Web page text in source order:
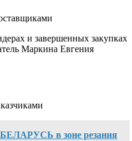
и завершенных закупках
Маркина Евгения
в зоне резания